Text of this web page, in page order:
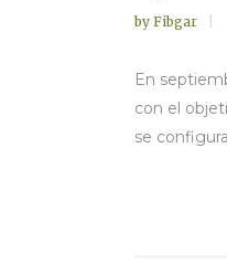
by Fibgar
En
con el
se